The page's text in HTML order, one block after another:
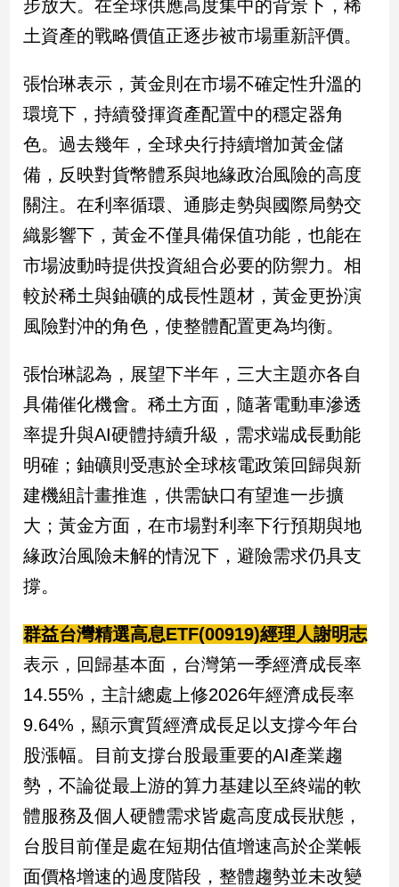
步放大。在全球供應高度集中的背景下，稀
土資產的戰略價值正逐步被市場重新評價。
張怡琳表示，黃金則在市場不確定性升溫的
環境下，持續發揮資產配置中的穩定器角
色。過去幾年，全球央行持續增加黃金儲
備，反映對貨幣體系與地緣政治風險的高度
關注。在利率循環、通膨走勢與國際局勢交
織影響下，黃金不僅具備保值功能，也能在
市場波動時提供投資組合必要的防禦力。相
較於稀土與鈾礦的成長性題材，黃金更扮演
風險對沖的角色，使整體配置更為均衡。
張怡琳認為，展望下半年，三大主題亦各自
具備催化機會。稀土方面，隨著電動車滲透
率提升與AI硬體持續升級，需求端成長動能
明確；鈾礦則受惠於全球核電政策回歸與新
建機組計畫推進，供需缺口有望進一步擴
大；黃金方面，在市場對利率下行預期與地
緣政治風險未解的情況下，避險需求仍具支
撐。
群益台灣精選高息ETF(00919)經理人謝明志
表示，回歸基本面，台灣第一季經濟成長率
14.55%，主計總處上修2026年經濟成長率
9.64%，顯示實質經濟成長足以支撐今年台
股漲幅。目前支撐台股最重要的AI產業趨
勢，不論從最上游的算力基建以至終端的軟
體服務及個人硬體需求皆處高度成長狀態，
台股目前僅是處在短期估值增速高於企業帳
面價格增速的過度階段，整體趨勢並未改變